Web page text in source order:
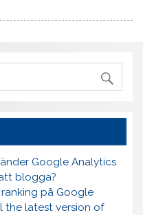
Google Analytics
blogga?
på Google
the latest version of